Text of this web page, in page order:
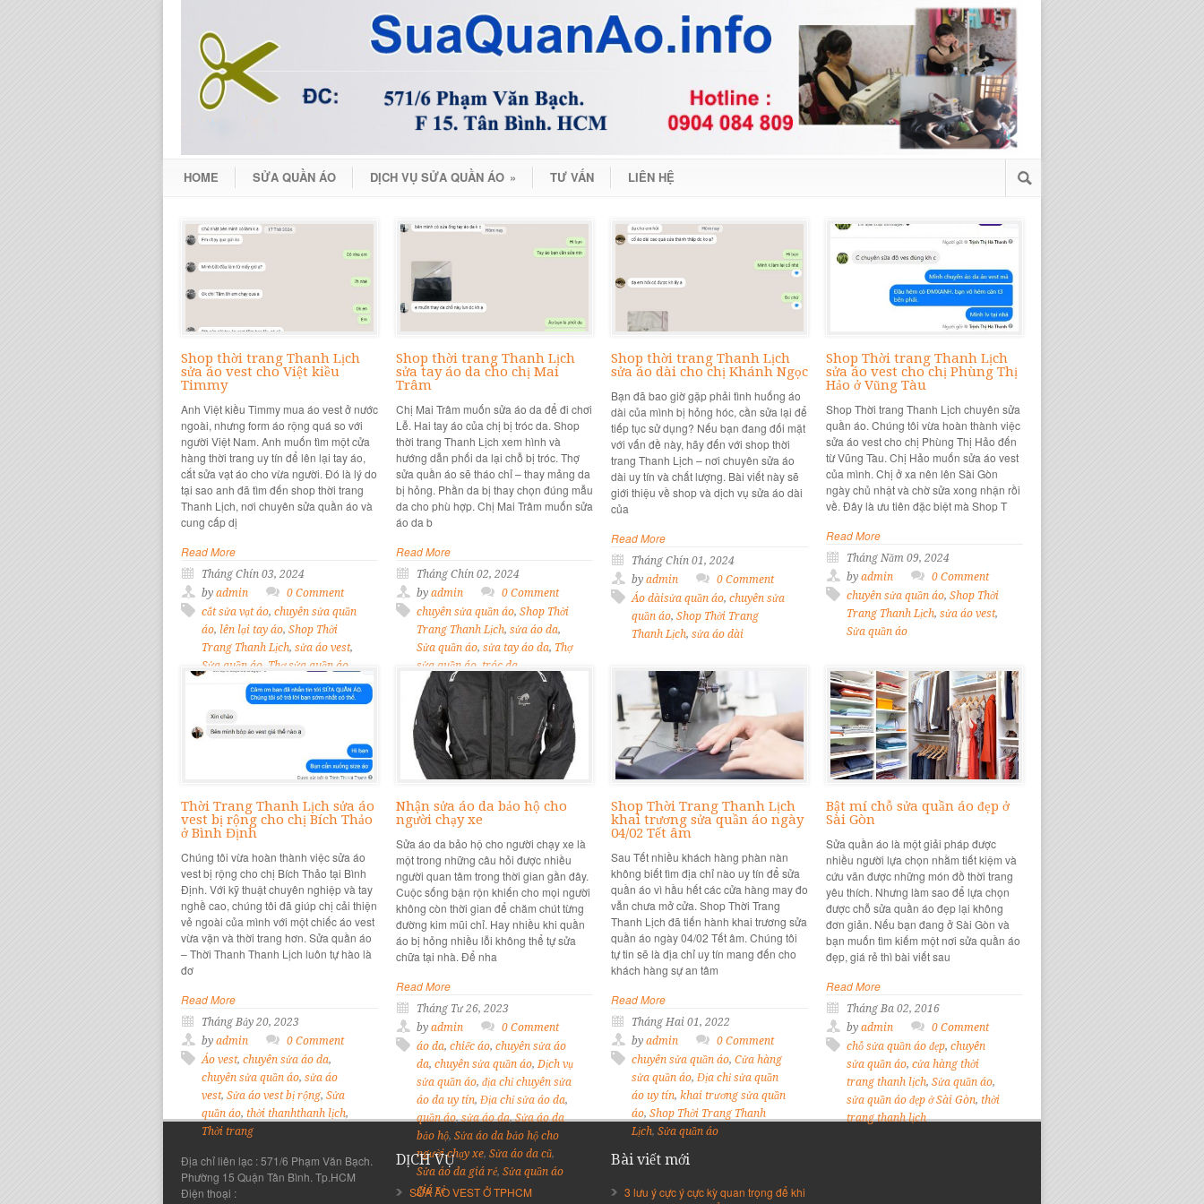
HOME SỬA QUẦN ÁO DỊCH VỤ SỬA QUẦN ÁO » TƯ VẤN LIÊN HỆ
Shop thời trang Thanh Lịch
sửa áo vest cho Việt kiều
Timmy
Anh Việt kiều Timmy mua áo vest ở nước
ngoài, nhưng form áo rộng quá so với
người Việt Nam. Anh muốn tìm một cửa
hàng thời trang uy tín để lên lại tay áo,
cắt sửa vạt áo cho vừa người. Đó là lý do
tại sao anh đã tìm đến shop thời trang
Thanh Lịch, nơi chuyên sửa quần áo và
cung cấp dị
Read More
Tháng Chín 03, 2024
by admin
0 Comment
cắt sửa vạt áo, chuyên sửa quần
áo, lên lại tay áo, Shop Thời
Trang Thanh Lịch, sửa áo vest,
Sửa quần áo Thợ sửa quần áo
Shop thời trang Thanh Lịch
sửa tay áo da cho chị Mai
Trâm
Chị Mai Trâm muốn sửa áo da để đi chơi
Lễ. Hai tay áo của chị bị tróc da. Shop
thời trang Thanh Lịch xem hình và
hướng dẫn phối da lại chỗ bị tróc. Thợ
sửa quần áo sẽ tháo chỉ – thay mảng da
bị hỏng. Phần da bị thay chọn đúng mẫu
da cho phù hợp. Chị Mai Trâm muốn sửa
áo da b
Read More
Tháng Chín 02, 2024
by admin
0 Comment
chuyên sửa quần áo, Shop Thời
Trang Thanh Lịch, sửa áo da,
Sửa quần áo, sửa tay áo da, Thợ
sửa quần áo tróc da
Shop thời trang Thanh Lịch
sửa áo dài cho chị Khánh Ngọc
Bạn đã bao giờ gặp phải tình huống áo
dài của mình bị hỏng hóc, cần sửa lại để
tiếp tục sử dụng? Nếu bạn đang đối mặt
với vấn đề này, hãy đến với shop thời
trang Thanh Lịch – nơi chuyên sửa áo
dài uy tín và chất lượng. Bài viết này sẽ
giới thiệu về shop và dịch vụ sửa áo dài
của
Read More
Tháng Chín 01, 2024
by admin
0 Comment
Áo dàisửa quần áo, chuyên sửa
quần áo, Shop Thời Trang
Thanh Lịch, sửa áo dài
Shop Thời trang Thanh Lịch
sửa áo vest cho chị Phùng Thị
Hảo ở Vũng Tàu
Shop Thời trang Thanh Lịch chuyên sửa
quần áo. Chúng tôi vừa hoàn thành việc
sửa áo vest cho chị Phùng Thị Hảo đến
từ Vũng Tàu. Chị Hảo muốn sửa áo vest
của mình. Chị ở xa nên lên Sài Gòn
ngày chủ nhật và chờ sửa xong nhận rồi
về. Đây là ưu tiên đặc biệt mà Shop T
Read More
Tháng Năm 09, 2024
by admin
0 Comment
chuyên sửa quần áo, Shop Thời
Trang Thanh Lịch, sửa áo vest,
Sửa quần áo
Thời Trang Thanh Lịch sửa áo
vest bị rộng cho chị Bích Thảo
ở Bình Định
Chúng tôi vừa hoàn thành việc sửa áo
vest bị rộng cho chị Bích Thảo tại Bình
Định. Với kỹ thuật chuyên nghiệp và tay
nghề cao, chúng tôi đã giúp chị cải thiện
vẻ ngoài của mình với một chiếc áo vest
vừa vặn và thời trang hơn. Sửa quần áo
– Thời Thanh Thanh Lịch luôn tự hào là
đơ
Read More
Tháng Bảy 20, 2023
by admin
0 Comment
Áo vest, chuyên sửa áo da,
chuyên sửa quần áo, sửa áo
vest, Sửa áo vest bị rộng, Sửa
quần áo, thời thanhthanh lịch,
Thời trang
Nhận sửa áo da bảo hộ cho
người chạy xe
Sửa áo da bảo hộ cho người chạy xe là
một trong những câu hỏi được nhiều
người quan tâm trong thời gian gần đây.
Cuộc sống bận rộn khiến cho mọi người
không còn thời gian để chăm chút từng
đường kim mũi chỉ. Hay nhiều khi quần
áo bị hỏng nhiều lỗi không thể tự sửa
chữa tại nhà. Để nha
Read More
Tháng Tư 26, 2023
by admin
0 Comment
áo da, chiếc áo, chuyên sửa áo
da, chuyên sửa quần áo,Dịch vụ
sửa quần áo, địa chỉ chuyên sửa
áo da uy tín, Địa chỉ sửa áo da,
quần áo,sửa áo da,Sửa áo da
bảo hộ, Sửa áo da bảo hộ cho
người chạy xe, Sửa áo da cũ,
Sửa áo da giá rẻ, Sửa quần áo
giá rẻ
Shop Thời Trang Thanh Lịch
khai trương sửa quần áo ngày
04/02 Tết âm
Sau Tết nhiều khách hàng phàn nàn
không biết tìm địa chỉ nào uy tín để sửa
quần áo vì hầu hết các cửa hàng may đo
vẫn chưa mở cửa. Shop Thời Trang
Thanh Lịch đã tiến hành khai trương sửa
quần áo ngày 04/02 Tết âm. Chúng tôi
tự tin sẽ là địa chỉ uy tín mang đến cho
khách hàng sự an tâm
Read More
Tháng Hai 01, 2022
by admin
0 Comment
chuyên sửa quần áo, Cửa hàng
sửa quần áo, Địa chỉ sửa quần
áo uy tín, khai trương sửa quần
áo, Shop Thời Trang Thanh
Lịch, Sửa quần áo
Bật mí chỗ sửa quần áo đẹp ở
Sài Gòn
Sửa quần áo là một giải pháp được
nhiều người lựa chọn nhằm tiết kiệm và
cứu vãn được những món đồ thời trang
yêu thích. Nhưng làm sao để lựa chọn
được chỗ sửa quần áo đẹp lại không
đơn giản. Nếu bạn đang ở Sài Gòn và
bạn muốn tìm kiếm một nơi sửa quần áo
đẹp, giá rẻ thì bài viết sau
Read More
Tháng Ba 02, 2016
by admin
0 Comment
chỗ sửa quần áo đẹp, chuyên
sửa quần áo, cửa hàng thời
trang thanh lịch, Sửa quần áo,
sửa quần áo đẹp ở Sài Gòn, thời
trang thanh lịch
Địa chỉ liên lạc : 571/6 Phạm Văn Bạch.
Phường 15 Quận Tân Bình. Tp.HCM
Điện thoại :
DỊCH VỤ
SỬA ÁO VEST Ở TPHCM
Bài viết mới
3 lưu ý cực ý cực kỳ quan trọng để khi